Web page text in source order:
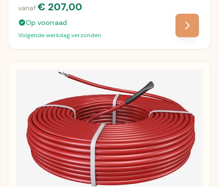
vanaf € 207,00
Op voorraad
Volgende werkdag verzonden